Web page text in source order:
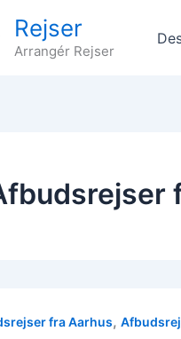
Rejser
Arrangér Rejser
fra Aarhus,